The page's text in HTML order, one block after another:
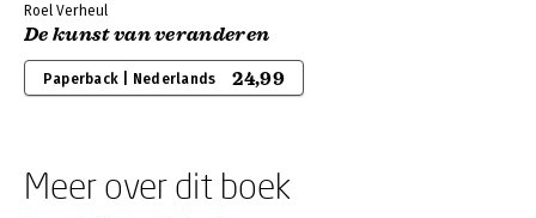
Roel Verheul
De kunst van veranderen
Paperback | Nederlands 24,99
Meer over dit boek